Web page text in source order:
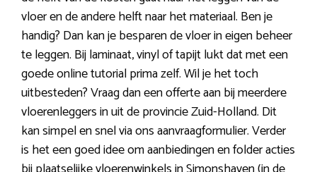
vloer en de andere helft naar het materiaal. Ben je
handig? Dan kan je besparen de vloer in eigen beheer
te leggen. Bij laminaat, vinyl of tapijt lukt dat met een
goede online tutorial prima zelf. Wil je het toch
uitbesteden? Vraag dan een offerte aan bij meerdere
vloerenleggers in uit de provincie Zuid-Holland. Dit
kan simpel en snel via ons aanvraagformulier. Verder
is het een goed idee om aanbiedingen en folder acties